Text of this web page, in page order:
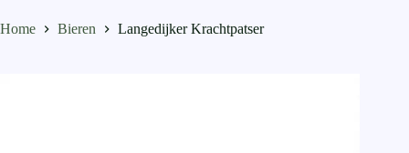
Home Bieren Langedijker Krachtpatser